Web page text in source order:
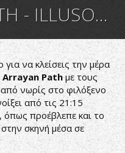
REMEDY LIVE CLUB
να κλείσεις την μέρα
Arrayan Pathμε τους
νωρίς στο φιλόξενο
από τις 21:15
όπως προέβλεπε και το
σκηνή μέσα σε